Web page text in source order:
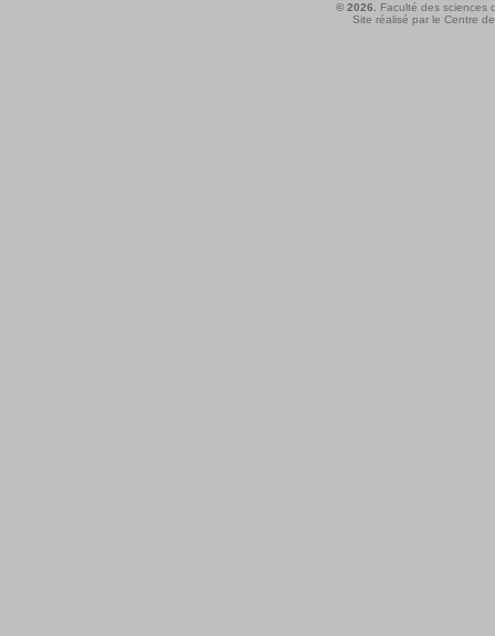
© 2026.
Faculté des sciences
Site réalisé par le Centre